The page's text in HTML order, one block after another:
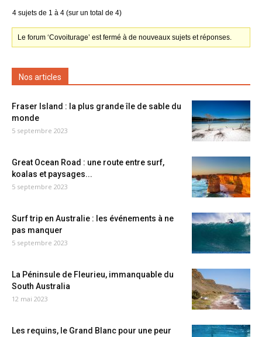
4 sujets de 1 à 4 (sur un total de 4)
Le forum ‘Covoiturage’ est fermé à de nouveaux sujets et réponses.
Nos articles
Fraser Island : la plus grande île de sable du
monde
5 septembre 2023
Great Ocean Road : une route entre surf,
koalas et paysages...
5 septembre 2023
Surf trip en Australie : les événements à ne
pas manquer
5 septembre 2023
La Péninsule de Fleurieu, immanquable du
South Australia
12 mai 2023
Les requins, le Grand Blanc pour une peur